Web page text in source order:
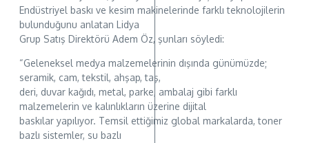
Endüstriyel baskı ve kesim makinelerinde farklı teknolojilerin
bulunduğunu anlatan Lidya
Grup Satış Direktörü Adem Öz, şunları söyledi:
“Geleneksel medya malzemelerinin dışında günümüzde;
seramik, cam, tekstil, ahşap, taş,
deri, duvar kağıdı, metal, parke, ambalaj gibi farklı
malzemelerin ve kalınlıkların üzerine dijital
baskılar yapılıyor. Temsil ettiğimiz global markalarda, toner
bazlı sistemler, su bazlı